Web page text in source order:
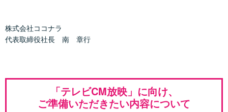
株式会社ココナラ
代表取締役社長 南 章行
「テレビCM放映」に向け、
ご準備いただきたい内容について